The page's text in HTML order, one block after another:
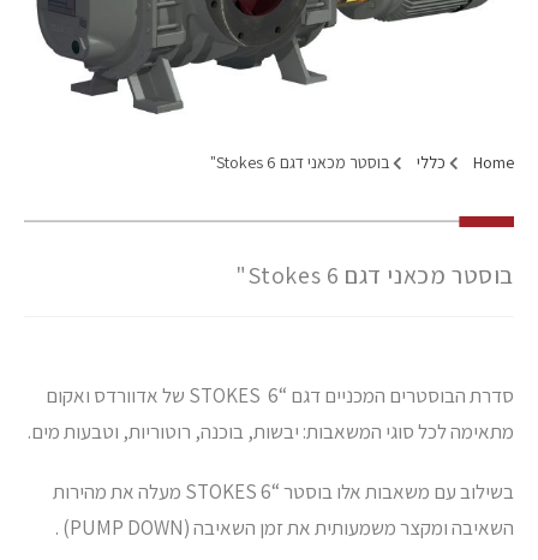
Home כללי בוסטר מכאני דגם Stokes 6"
בוסטר מכאני דגם Stokes 6"
סדרת הבוסטרים המכניים דגם “6 STOKES של אדוורדס ואקום
מתאימה לכל סוגי המשאבות: יבשות, בוכנה, רוטוריות, וטבעות מים.
בשילוב עם משאבות אלו בוסטר “6 STOKES מעלה את מהירות
השאיבה ומקצר משמעותית את זמן השאיבה (PUMP DOWN) .